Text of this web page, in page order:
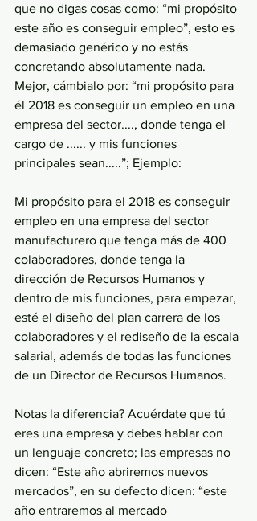
que no digas cosas como: “mi propósito
este año es conseguir empleo”, esto es
demasiado genérico y no estás
concretando absolutamente nada.
Mejor, cámbialo por: “mi propósito para
él 2018 es conseguir un empleo en una
empresa del sector...., donde tenga el
cargo de ...... y mis funciones
principales sean.....”; Ejemplo:
Mi propósito para el 2018 es conseguir
empleo en una empresa del sector
manufacturero que tenga más de 400
colaboradores, donde tenga la
dirección de Recursos Humanos y
dentro de mis funciones, para empezar,
esté el diseño del plan carrera de los
colaboradores y el rediseño de la escala
salarial, además de todas las funciones
de un Director de Recursos Humanos.
Notas la diferencia? Acuérdate que tú
eres una empresa y debes hablar con
un lenguaje concreto; las empresas no
dicen: “Este año abriremos nuevos
mercados”, en su defecto dicen: “este
año entraremos al mercado